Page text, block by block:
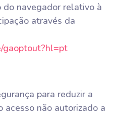
navegador relativo à
através da
gaoptout?hl=pt
para reduzir a
acesso não autorizado a